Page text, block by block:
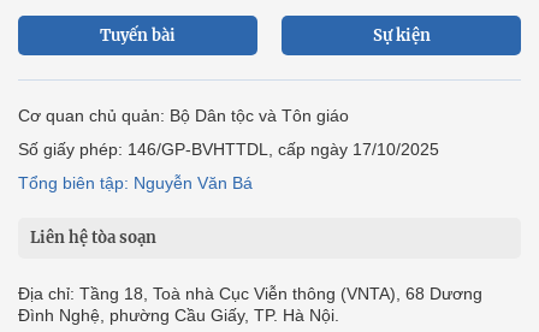
Tuyến bài Sự kiện
Cơ quan chủ quản: Bộ Dân tộc và Tôn giáo
Số giấy phép: 146/GP-BVHTTDL, cấp ngày 17/10/2025
Tổng biên tập: Nguyễn Văn Bá
Liên hệ tòa soạn
Địa chỉ: Tầng 18, Toà nhà Cục Viễn thông (VNTA), 68 Dương
Đình Nghệ, phường Cầu Giấy, TP. Hà Nội.